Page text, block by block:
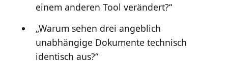
einem anderen Tool verändert?“
„Warum sehen drei angeblich
unabhängige Dokumente technisch
identisch aus?“